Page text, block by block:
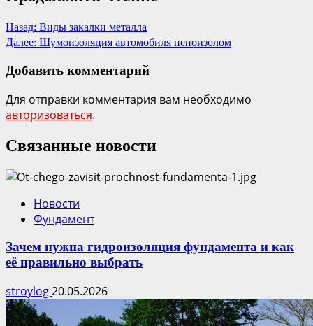
Назад: Виды закалки металла
Далее: Шумоизоляция автомобиля пеноизолом
Добавить комментарий
Для отправки комментария вам необходимо
авторизоваться.
Связанные новости
Новости
Фундамент
Зачем нужна гидроизоляция фундамента и как
её правильно выбрать
stroylog20.05.2026